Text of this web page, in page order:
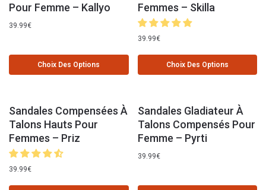
Pour Femme – Kallyo
39.99€
Choix Des Options
Femmes – Skilla
39.99€
Choix Des Options
Sandales Compensées À
Talons Hauts Pour
Femmes – Priz
39.99€
Sandales Gladiateur À
Talons Compensés Pour
Femme – Pyrti
39.99€